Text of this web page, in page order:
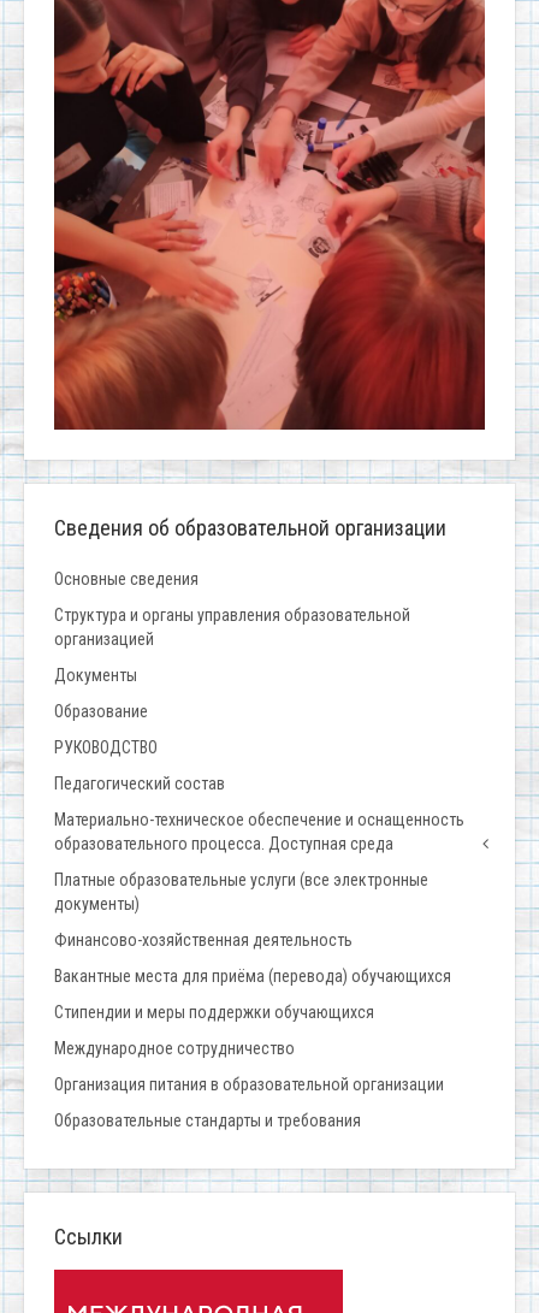
Сведения об образовательной организации
Основные сведения
Структура и органы управления образовательной
организацией
Документы
Образование
РУКОВОДСТВО
Педагогический состав
Материально-техническое обеспечение и оснащенность
образовательного процесса. Доступная среда
Платные образовательные услуги (все электронные
документы)
Финансово-хозяйственная деятельность
Вакантные места для приёма (перевода) обучающихся
Стипендии и меры поддержки обучающихся
Международное сотрудничество
Организация питания в образовательной организации
Образовательные стандарты и требования
Ссылки